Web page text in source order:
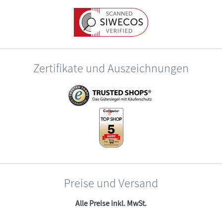
Zertifikate und Auszeichnungen
Preise und Versand
Alle Preise inkl. MwSt.